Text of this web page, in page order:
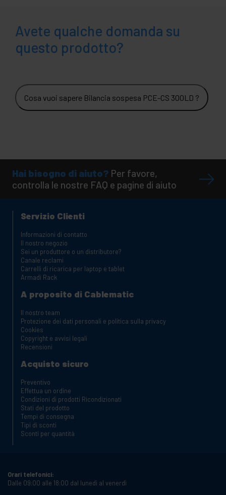
Avete qualche domanda su
questo prodotto?
Cosa vuoi sapere Bilancia sospesa PCE-CS 300LD ?
Hai bisogno di aiuto? Per favore,
controlla le nostre FAQ e pagine di aiuto
Servizio Clienti
Informazioni di contatto
Il nostro negozio
Sei un produttore o un distributore?
Canale reclami
Carrelli di ricarica per laptop e tablet
Armadi Rack
A proposito di Cablematic
Il nostro team
Protezione dei dati personali e politica sulla privacy
Cookies
Copyright e avvisi legali
Recensioni
Acquisto sicuro
Preventivo
Effettua un ordine
Condizioni di prodotti Ricondizionati
Stati del prodotto
Tempi di consegna
Tipi di sconti
Sconti per quantità
Orari telefonici:
Dalle 09:00 alle 18:00 dal lunedì al venerdì